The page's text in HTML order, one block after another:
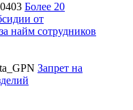
Более 20
от
найм сотрудников
Запрет на